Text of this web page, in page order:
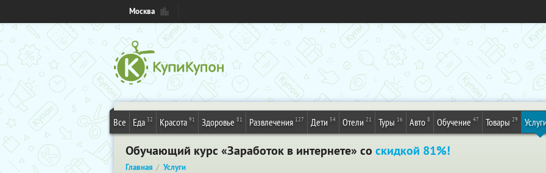
Москва
Все Еда 32 Красота 91 Здоровье 81 Развлечения 127 Дети 54 Отели 21 Туры 16 Авто 8 Обучение 47 Товары 29
Обучающий курс «Заработок в интернете» со скидкой 81%!
Главная Услуги